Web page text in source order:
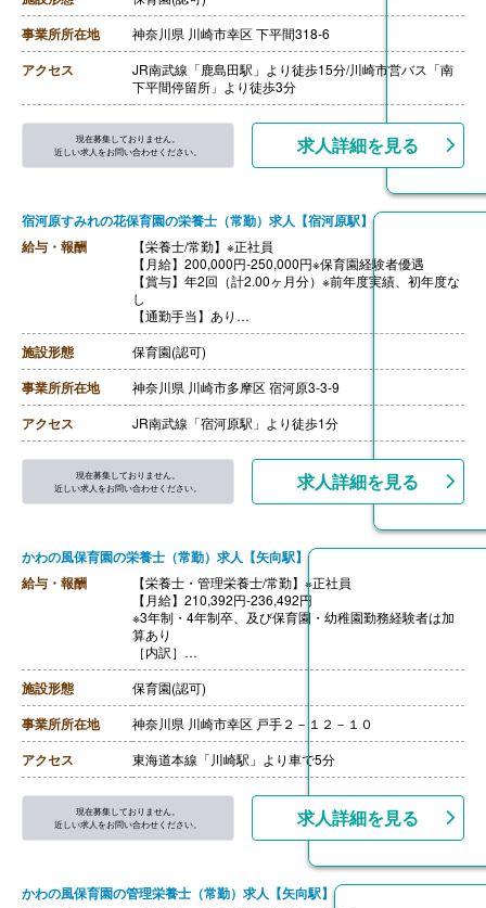
・家族手当
・残業手当
【賞与】年2回
【通勤手当】あり（全額支給）
【昇給】年1回
【退職金】あり
事業所所在地 神奈川県 川崎市幸区 下平間318-6
アクセス
JR南武線「鹿島田駅」より徒歩15分/川崎市営バス「南
下平間停留所」より徒歩3分
現在募集しておりません。
近しい求人をお問い合わせください。
求人詳細を見る
宿河原すみれの花保育園の栄養士（常勤）求人【宿河原駅】
給与・報酬
【栄養士/常勤】※正社員
【月給】200,000円-250,000円※保育園経験者優遇
【賞与】年2回（計2.00ヶ月分）※前年度実績、初年度な
し
【通勤手当】あり
【昇給】あり（1月あたり1,000円-5,000円）※前年度実
績
【退職金】あり※勤続3年以上
施設形態 保育園(認可)
事業所所在地 神奈川県 川崎市多摩区 宿河原3-3-9
アクセス JR南武線「宿河原駅」より徒歩1分
現在募集しておりません。
近しい求人をお問い合わせください。
求人詳細を見る
かわの風保育園の栄養士（常勤）求人【矢向駅】
給与・報酬
【栄養士・管理栄養士/常勤】※正社員
【月給】210,392円-236,492円
※3年制・4年制卒、及び保育園・幼稚園勤務経験者は加
算あり
［内訳］
・基本給 161,200円-183,700円
・地域手当 25,792円-29,392円（基本給の16％）
・処遇改善1手当 14,400円
・処遇改善3手当 9,000円
［その他手当］
・住宅手当 月上限30,000円
・時間外手当
【賞与】年2回（計4.45ヶ月分）※前年度実績
【通勤手当】あり（上限30,000円/月）
【昇給】あり
【退職金】あり※勤続年数不問
施設形態 保育園(認可)
事業所所在地 神奈川県 川崎市幸区 戸手２－１２－１０
アクセス 東海道本線「川崎駅」より車で5分
現在募集しておりません。
近しい求人をお問い合わせください。
求人詳細を見る
かわの風保育園の管理栄養士（常勤）求人【矢向駅】